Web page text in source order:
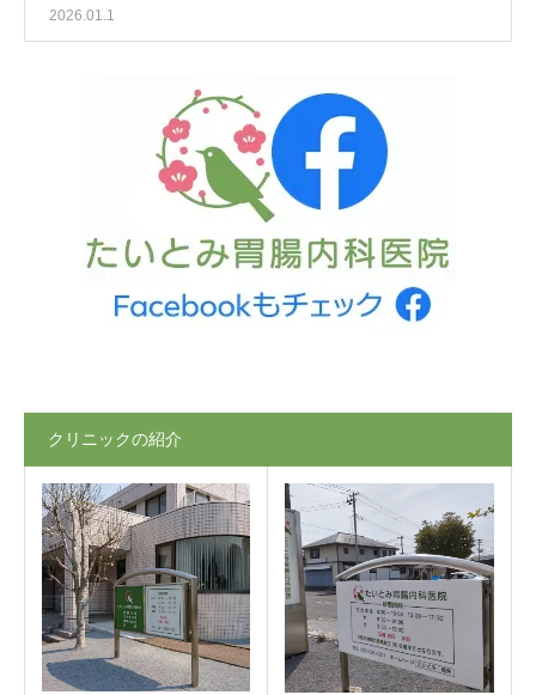
2026.01.1
クリニックの紹介